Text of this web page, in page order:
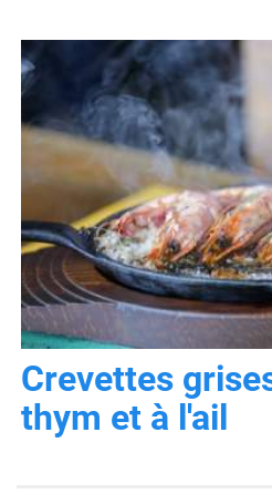
Crevettes
thym et à l'ail